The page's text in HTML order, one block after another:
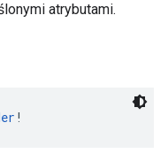
atrybutami.
!